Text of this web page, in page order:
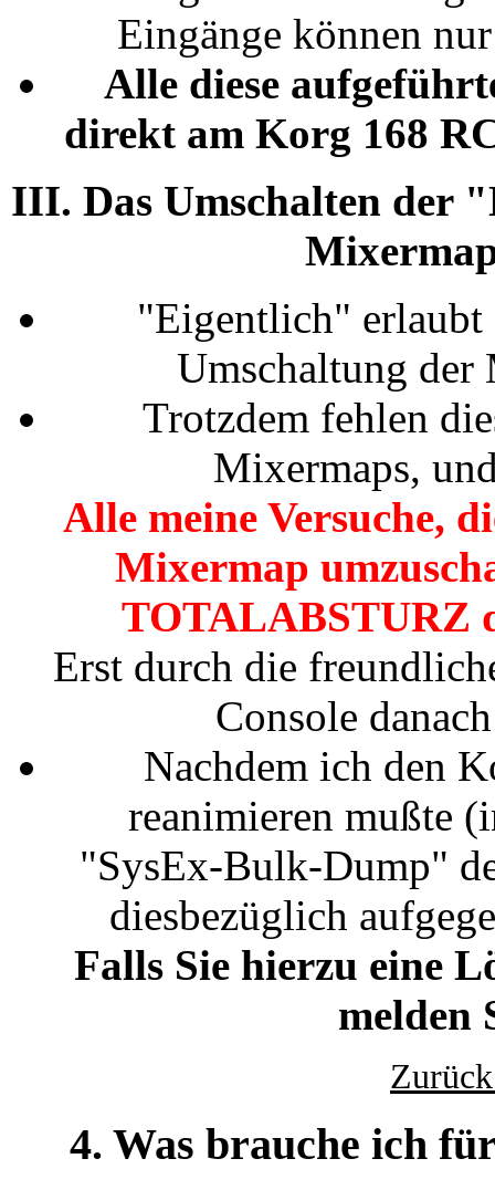
Eingänge können
Alle diese
direkt am Korg 168
III. Das Umschalten der
"Eigentlich" erlaubt
Umschaltung
Trotzdem fehlen
Mixermaps,
Alle meine Versuche,
Mixermap
TOTALABSTURZ
Erst durch die
Console
Nachdem ich den
reanimieren mußte
"SysEx-Bulk-Dump"
diesbezüglich
Falls Sie hierzu eine
melden
4. Was brauche ich